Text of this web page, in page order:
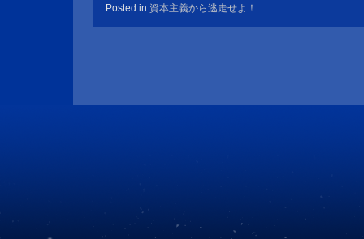
Posted in 資本主義から逃走せよ！